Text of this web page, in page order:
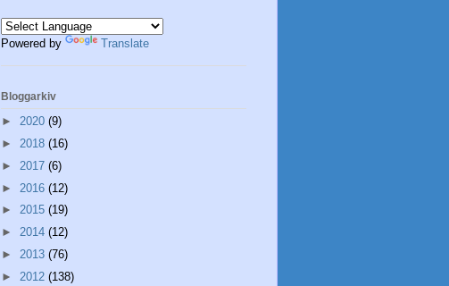
Powered by Translate
Bloggarkiv
► 2020 (9)
► 2018 (16)
► 2017 (6)
► 2016 (12)
► 2015 (19)
► 2014 (12)
► 2013 (76)
► 2012 (138)